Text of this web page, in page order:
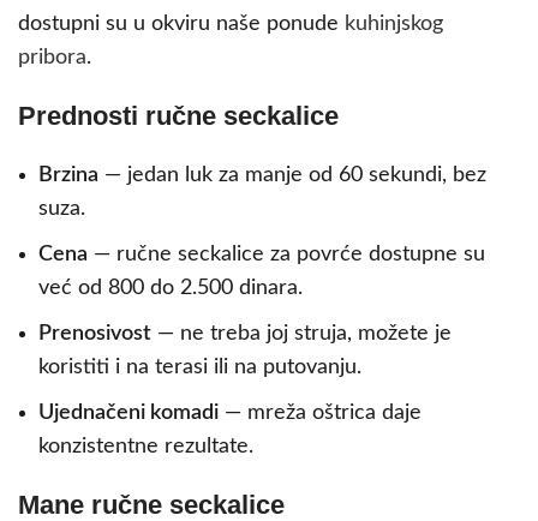
dostupni su u okviru naše ponude kuhinjskog
pribora.
Prednosti ručne seckalice
Brzina — jedan luk za manje od 60 sekundi, bez
suza.
Cena — ručne seckalice za povrće dostupne su
već od 800 do 2.500 dinara.
Prenosivost — ne treba joj struja, možete je
koristiti i na terasi ili na putovanju.
Ujednačeni komadi — mreža oštrica daje
konzistentne rezultate.
Mane ručne seckalice